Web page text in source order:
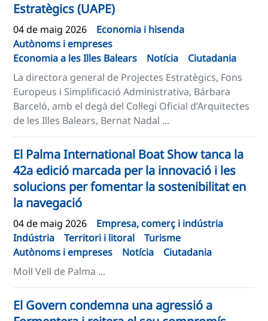
Estratègics (UAPE)
04 de maig 2026
Economia i hisenda
Autònoms i empreses
Economia a les Illes Balears
Notícia
Ciutadania
La directora general de Projectes Estratègics, Fons
Europeus i Simplificació Administrativa, Bárbara
Barceló, amb el degà del Col·legi Oficial d’Arquitectes
de les Illes Balears, Bernat Nadal ...
El Palma International Boat Show tanca la
42a edició marcada per la innovació i les
solucions per fomentar la sostenibilitat en
la navegació
04 de maig 2026
Empresa, comerç i indústria
Indústria
Territori i litoral
Turisme
Autònoms i empreses
Notícia
Ciutadania
Moll Vell de Palma ...
El Govern condemna una agressió a